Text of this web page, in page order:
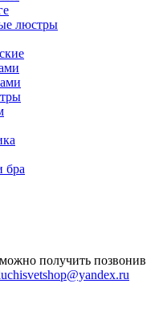
люстры
бра
получить позвонив